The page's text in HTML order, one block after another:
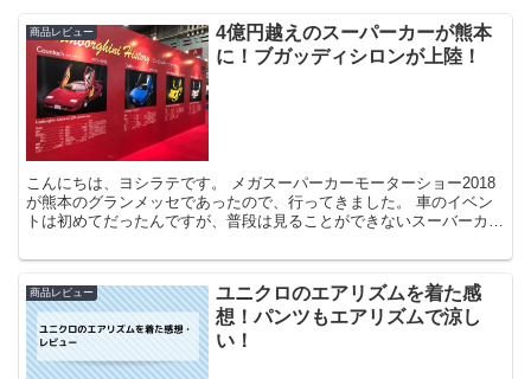
商品レビュー
4億円越えのスーパーカーが熊本
に！ブガッディシロンが上陸！
こんにちは、ヨシラテです。 メガスーパーカーモーターショー2018
が熊本のグランメッセであったので、行ってきました。 車のイベン
トは初めてだったんですが、普段は見ることができないスーバーカー
商品レビュー
ユニクロのエアリズムを着た感
想！パンツもエアリズムで涼し
い！